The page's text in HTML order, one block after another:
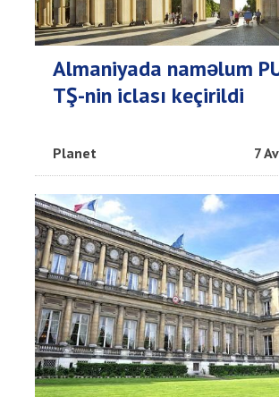
Almaniyada naməlum
TŞ-nin iclası keçirildi
Planet 7